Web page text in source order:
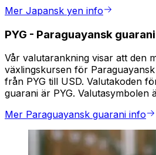
Mer Japansk yen info
PYG - Paraguayansk guarani
Vår valutarankning visar att den
växlingskursen för
från PYG till USD. Valutakoden
guarani är PYG. Valutasymbolen
Mer Paraguayansk guarani info